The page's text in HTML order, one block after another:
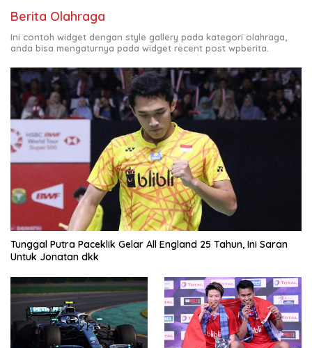
Berita Olahraga
Ini contoh widget dengan style gallery pada kategori olahraga,
anda bisa mengaturnya pada widget recent post wpberita.
Tunggal Putra Paceklik Gelar All England 25 Tahun, Ini Saran
Untuk Jonatan dkk